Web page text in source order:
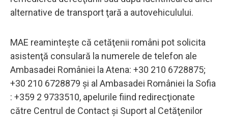
alternative de transport ţară a autovehiculului.
MAE reaminteşte că cetăţenii români pot solicita
asistenţă consulară la numerele de telefon ale
Ambasadei României la Atena: +30 210 6728875;
+30 210 6728879 şi al Ambasadei României la Sofia
: +359 2 9733510, apelurile fiind redirecţionate
către Centrul de Contact şi Suport al Cetăţenilor